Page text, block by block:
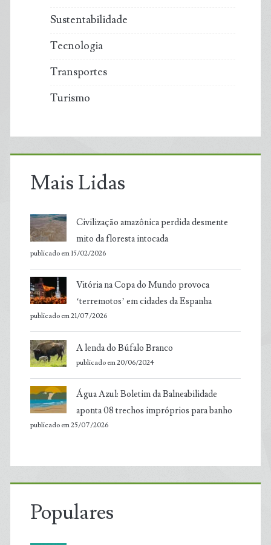
Sustentabilidade
Tecnologia
Transportes
Turismo
Mais Lidas
Civilização amazônica perdida desmente
mito da floresta intocada
publicado em 15/02/2026
Vitória na Copa do Mundo provoca
‘terremotos’ em cidades da Espanha
publicado em 21/07/2026
A lenda do Búfalo Branco
publicado em 20/06/2024
Água Azul: Boletim da Balneabilidade
aponta 08 trechos impróprios para banho
publicado em 25/07/2026
Populares